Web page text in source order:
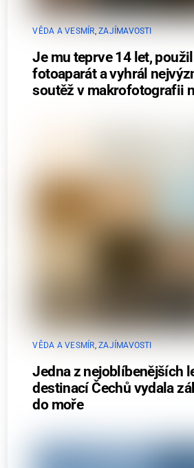
VĚDA A VESMÍR ,ZAJÍMAVOSTI
Je mu teprve 14 let,
fotoaparát a vyhrál
soutěž v makrofotografii
VĚDA A VESMÍR,ZAJÍMAVOSTI
Jedna z nejoblíbenějších
destinací Čechů vydala
do moře